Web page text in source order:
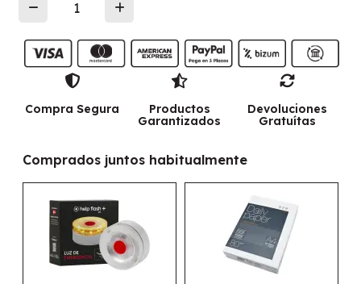
Compra Segura
Productos
Garantizados
Devoluciones
Gratuítas
Comprados juntos habitualmente